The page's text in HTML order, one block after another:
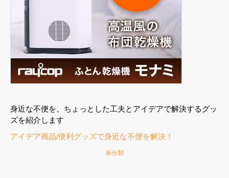
身近な不便を、ちょっとした工夫とアイデアで解決するグッ
ズを紹介します
アイデア商品/便利グッズで身近な不便を解決！
未分類